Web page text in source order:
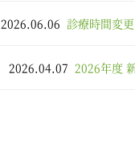
2026.06.06 診療時間変
2026.04.07 2026年度